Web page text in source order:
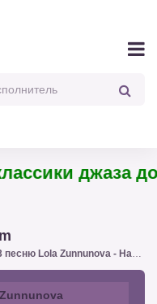
джаза до
Lola Zunnunova - Habibilarim